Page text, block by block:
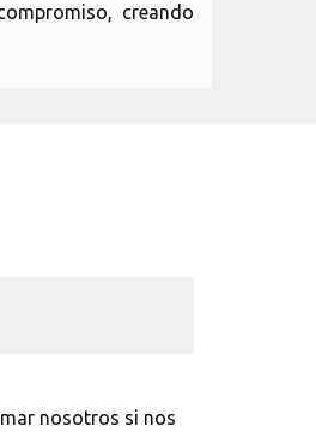
creando
nosotros si nos